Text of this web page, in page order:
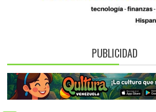
PUBLICIDAD